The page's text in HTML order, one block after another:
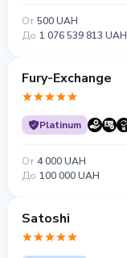
От 500 UAH
До 1 076 539 813 UAH
Fury-Exchange
Platinum
От 4 000 UAH
До 100 000 UAH
Satoshi